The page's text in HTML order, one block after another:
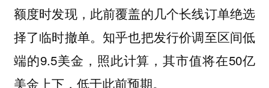
额度时发现，此前覆盖的几个长线订单绝选
择了临时撤单。知乎也把发行价调至区间低
端的9.5美金，照此计算，其市值将在50亿
美金上下，低于此前预期。